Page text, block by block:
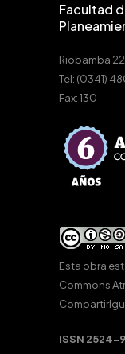
Facultad
Riobamba
Tel: (0341)
Fax: 130
Esta obra
Commons
ISSN 2524-